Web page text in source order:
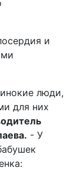
и
люди,
для них
- У